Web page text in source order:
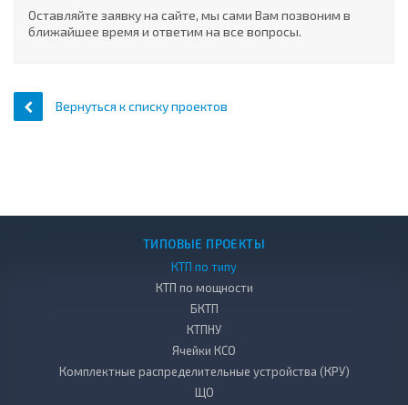
Оставляйте заявку на сайте, мы сами Вам позвоним в
ближайшее время и ответим на все вопросы.
Вернуться к списку проектов
ТИПОВЫЕ ПРОЕКТЫ
КТП по типу
КТП по мощности
БКТП
КТПНУ
Ячейки КСО
Комплектные распределительные устройства (КРУ)
ЩО